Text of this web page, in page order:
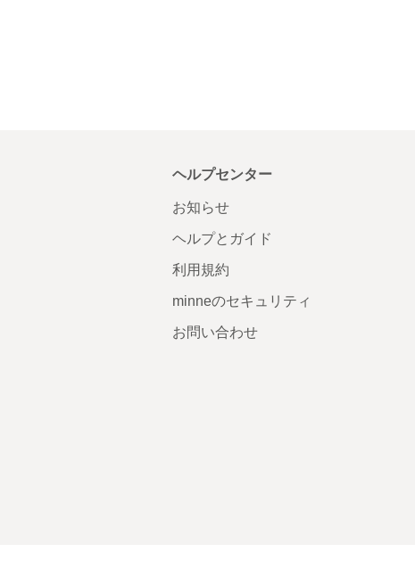
ヘルプセンター
お知らせ
ヘルプとガイド
利用規約
minneのセキュリティ
お問い合わせ